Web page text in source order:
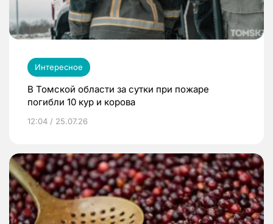
Интересное
В Томской области за сутки при пожаре
погибли 10 кур и корова
12:04 / 25.07.26